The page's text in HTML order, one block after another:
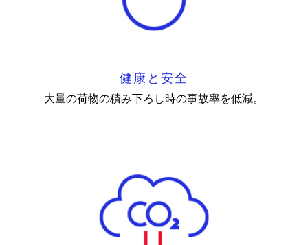
健康と安全
大量の荷物の積み下ろし時の事故率を低減。